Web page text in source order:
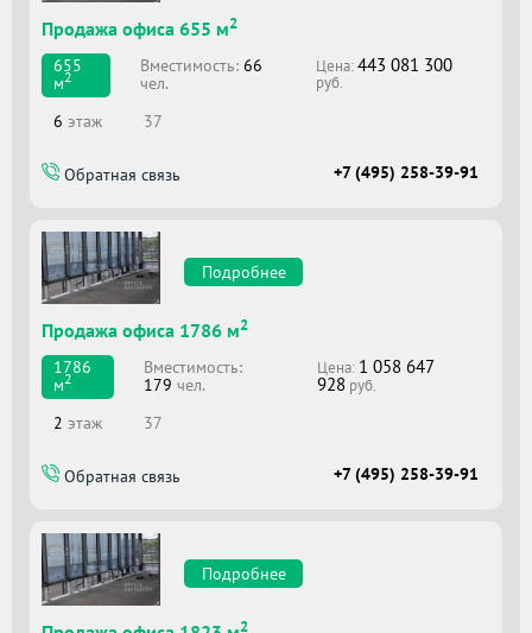
Продажа офиса 655 м2
655
м2
Вместимоcть:66
чел.
Цена:443 081 300
руб.
6 этаж 37
Обратная связь +7 (495) 258-39-91
Подробнее
Продажа офиса 1786 м2
1786
м2
Вместимоcть:
179 чел.
Цена: 1 058 647
928 руб.
2 этаж 37
Обратная связь +7 (495) 258-39-91
Подробнее
2